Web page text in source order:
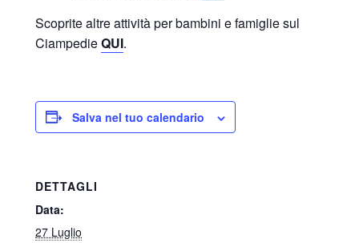
Scoprite altre attività per bambini e famiglie sul
CiampedieQUI.
Salva nel tuo calendario
DETTAGLI
Data:
27 Luglio